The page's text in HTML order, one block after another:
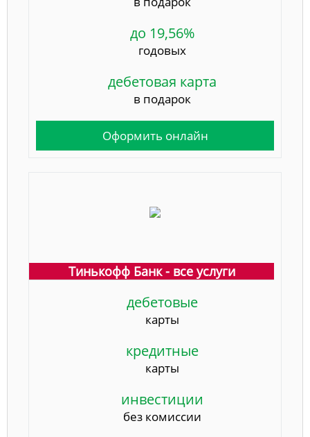
до 19,56%
годовых
дебетовая карта
в подарок
Оформить онлайн
Тинькофф Банк - все услуги
дебетовые
карты
кредитные
карты
инвестиции
без комиссии